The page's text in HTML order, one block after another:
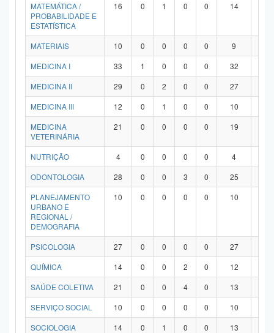
MATEMÁTICA /
PROBABILIDADE E
ESTATÍSTICA
16 0 1 0 0 14
MATERIAIS 10 0 0 0 0 9
MEDICINA I
33 1 0 0 0 32
MEDICINA II
29 0 2 0 0 27
MEDICINA III
12 0 1 0 0 10
MEDICINA
VETERINÁRIA
21 0 0 0 0 19
NUTRIÇÃO 4 0 0 0 0 4
ODONTOLOGIA
28 0 0 3 0 25
PLANEJAMENTO
URBANO E
REGIONAL /
DEMOGRAFIA
10 0 0 0 0 10
PSICOLOGIA 27 0 0 0 0 27
QUÍMICA
14 0 0 2 0 12
SAÚDE COLETIVA
21 0 0 4 0 13
SERVIÇO SOCIAL
10 0 0 0 0 10
SOCIOLOGIA
14 0 1 0 0 13